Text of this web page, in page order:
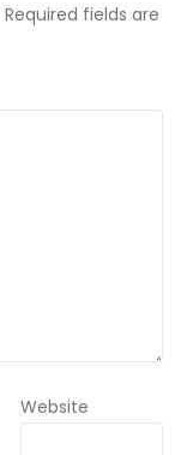
Required fields are
Website